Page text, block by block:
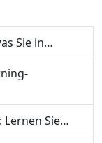
Sie in…
Lernen Sie…